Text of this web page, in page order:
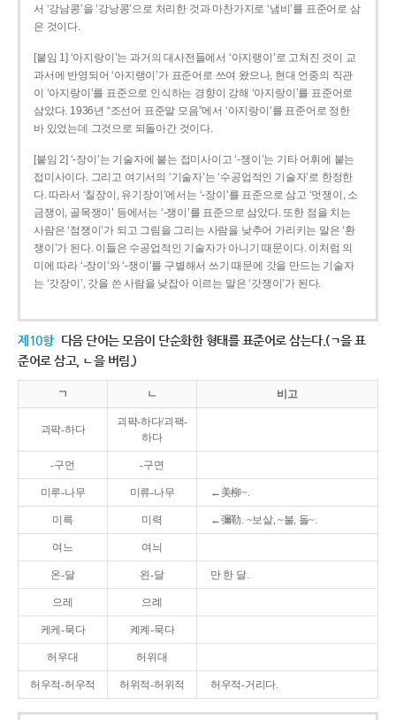
서 ‘강남콩’을 ‘강낭콩’으로 처리한 것과 마찬가지로 ‘냄비’를 표준어로 삼
은 것이다.
[붙임 1] ‘아지랑이’는 과거의 대사전들에서 ‘아지랭이’로 고쳐진 것이 교
과서에 반영되어 ‘아지랭이’가 표준어로 쓰여 왔으나, 현대 언중의 직관
이 ‘아지랑이’를 표준으로 인식하는 경향이 강해 ‘아지랑이’를 표준어로
삼았다. 1936년 “조선어 표준말 모음”에서 ‘아지랑이’를 표준어로 정한
바 있었는데 그것으로 되돌아간 것이다.
[붙임 2] ‘-장이’는 기술자에 붙는 접미사이고 ‘-쟁이’는 기타 어휘에 붙는
접미사이다. 그리고 여기서의 ‘기술자’는 ‘수공업적인 기술자’로 한정한
다. 따라서 ‘칠장이, 유기장이’에서는 ‘-장이’를 표준으로 삼고 ‘멋쟁이, 소
금쟁이, 골목쟁이’ 등에서는 ‘-쟁이’를 표준으로 삼았다. 또한 점을 치는
사람은 ‘점쟁이’가 되고 그림을 그리는 사람을 낮추어 가리키는 말은 ‘환
쟁이’가 된다. 이들은 수공업적인 기술자가 아니기 때문이다. 이처럼 의
미에 따라 ‘-장이’와 ‘-쟁이’를 구별해서 쓰기 때문에 갓을 만드는 기술자
는 ‘갓장이’, 갓을 쓴 사람을 낮잡아 이르는 말은 ‘갓쟁이’가 된다.
제10항 다음 단어는 모음이 단순화한 형태를 표준어로 삼는다.(ㄱ을 표
준어로 삼고, ㄴ을 버림.)
ㄱ ㄴ 비고
괴팍-하다
괴퍅-하다/괴팩-
하다
-구먼 -구면
미루-나무 미류-나무 ←美柳~.
미륵 미력 ←彌勒. ~보살, ~불, 돌~.
여느 여늬
온-달 왼-달 만 한 달.
으레 으례
케케-묵다 켸켸-묵다
허우대 허위대
허우적-허우적 허위적-허위적 허우적-거리다.